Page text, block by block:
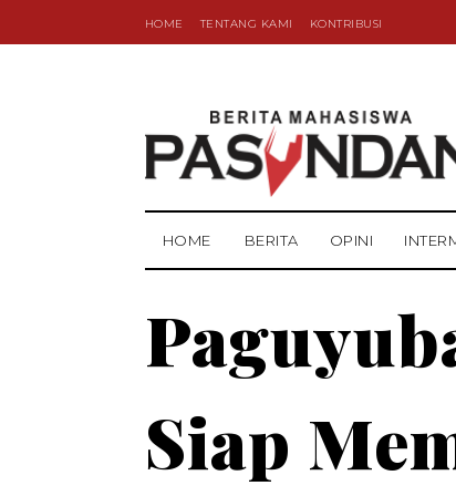
HOME TENTANG KAMI KONTRIBUSI
HOME BERITA OPINI
Siap